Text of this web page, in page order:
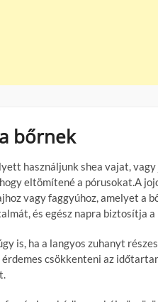
bőrnek
használjunk shea vajat,
eltömítené a pórusokat.A
vagy faggyúhoz, amelyet a
és egész napra biztosítja
is, ha a langyos zuhanyt
csökkenteni az